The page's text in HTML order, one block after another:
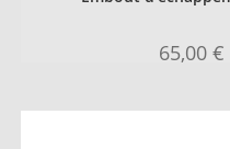
65,00 €